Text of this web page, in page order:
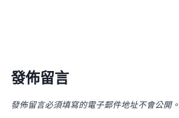
發佈留言
發佈留言必須填寫的電子郵件地址不會公開。